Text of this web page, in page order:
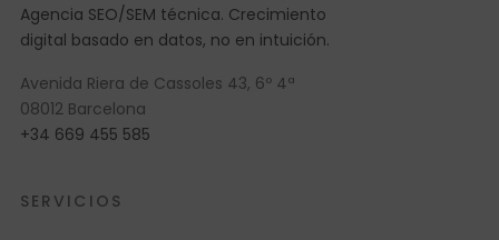
Agencia SEO/SEM técnica. Crecimiento
digital basado en datos, no en intuición.
Avenida Riera de Cassoles 43, 6º 4ª
08012 Barcelona
+34 669 455 585
SERVICIOS